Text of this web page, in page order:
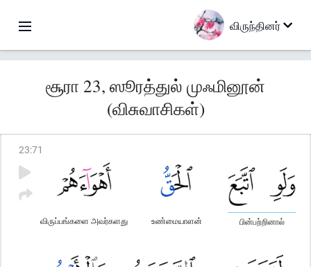
விருந்தினர்
சூரா 23, ஸூரத்துல் முஃமினூன்
(விசுவாசிகள்)
23:71
பின்பற்றினால்
உண்மையாளன்
விருப்பங்களை அவர்களது